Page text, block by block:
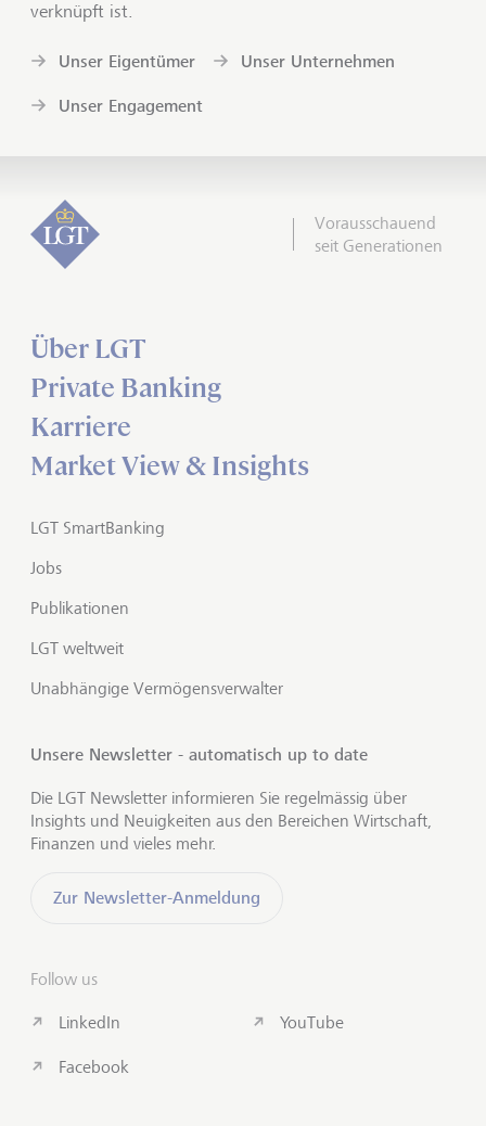
verknüpft ist.
Unser Eigentümer
Unser Unternehmen
Unser Engagement
Vorausschauend
seit Generationen
Über LGT
Private Banking
Karriere
Market View & Insights
LGT SmartBanking
Jobs
Publikationen
LGT weltweit
Unabhängige Vermögensverwalter
Unsere Newsletter - automatisch up to date
Die LGT Newsletter informieren Sie regelmässig über
Insights und Neuigkeiten aus den Bereichen Wirtschaft,
Finanzen und vieles mehr.
Zur Newsletter-Anmeldung
Follow us
LinkedIn
Facebook
YouTube